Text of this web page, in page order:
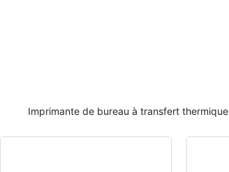
Imprimante de bureau à transfert thermique